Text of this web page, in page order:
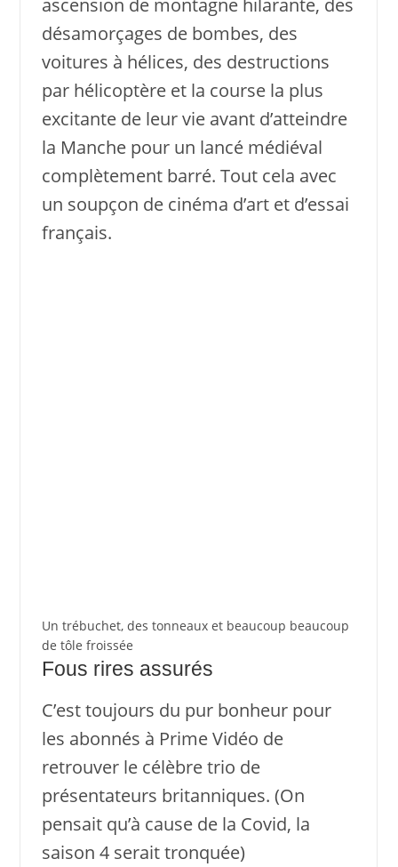
ascension de montagne hilarante, des
désamorçages de bombes, des
voitures à hélices, des destructions
par hélicoptère et la course la plus
excitante de leur vie avant d’atteindre
la Manche pour un lancé médiéval
complètement barré. Tout cela avec
un soupçon de cinéma d’art et d’essai
français.
Un trébuchet, des tonneaux et beaucoup beaucoup
de tôle froissée
Fous rires assurés
C’est toujours du pur bonheur pour
les abonnés à Prime Vidéo de
retrouver le célèbre trio de
présentateurs britanniques. (On
pensait qu’à cause de la Covid, la
saison 4 serait tronquée)